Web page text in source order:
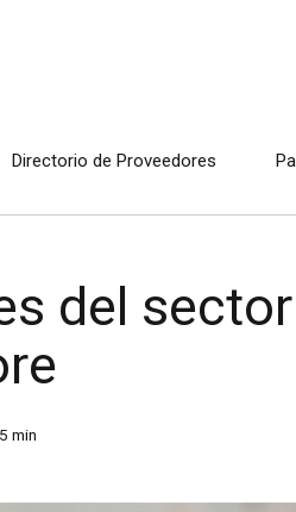
Directorio de Proveedores
del
min